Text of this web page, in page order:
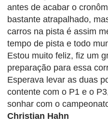
antes de acabar o
bastante atrapalhado,
carros na pista é assim
tempo de pista e todo
Estou muito feliz, fiz um
preparação para essa
Esperava levar as duas
contente com o P1 e o
sonhar com o
Christian Hahn